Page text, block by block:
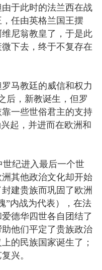
于此时的法兰西在战
任由英格兰国王摆
尼翁教皇了，于是此
下去，终于不复存在
马教廷的威信和权力
后，新教诞生，但罗
一些世俗君主的支持
起，并进而在欧洲和
纪进入最后一个世
其他政治文化却开始
建贵族而巩固了欧洲
”内战为代表），在法
德华四世各自团结了
他们平定了贵族政治
的民族国家诞生了；
兴。